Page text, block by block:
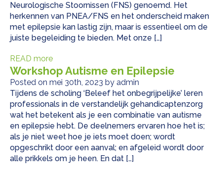
Neurologische Stoornissen (FNS) genoemd. Het
herkennen van PNEA/FNS en het onderscheid maken
met epilepsie kan lastig zijn, maar is essentieel om de
juiste begeleiding te bieden. Met onze […]
READ more
Workshop Autisme en Epilepsie
Posted on mei 30th, 2023 by admin
Tijdens de scholing ‘Beleef het onbegrijpelijke’ leren
professionals in de verstandelijk gehandicaptenzorg
wat het betekent als je een combinatie van autisme
en epilepsie hebt. De deelnemers ervaren hoe het is;
als je niet weet hoe je iets moet doen; wordt
opgeschrikt door een aanval; en afgeleid wordt door
alle prikkels om je heen. En dat […]